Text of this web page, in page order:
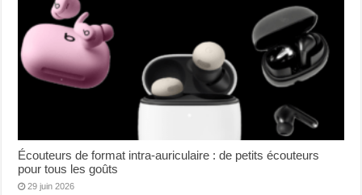
Écouteurs de format intra-auriculaire : de petits écouteurs
pour tous les goûts
29 juin 2026